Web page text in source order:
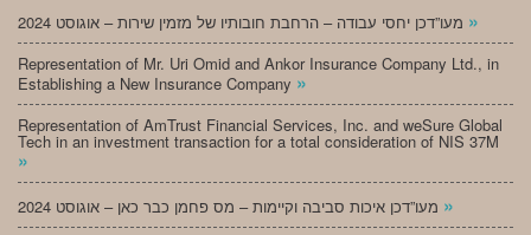
»
Representation of Mr. Uri Omid and Ankor Insurance Company Ltd., in
Establishing a New Insurance Company »
Representation of AmTrust Financial Services, Inc. and weSure Global
Tech in an investment transaction for a total consideration of NIS 37M
»
»